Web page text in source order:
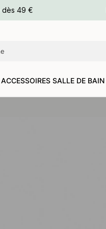
dès 49 €
ACCESSOIRES SALLE DE BAIN